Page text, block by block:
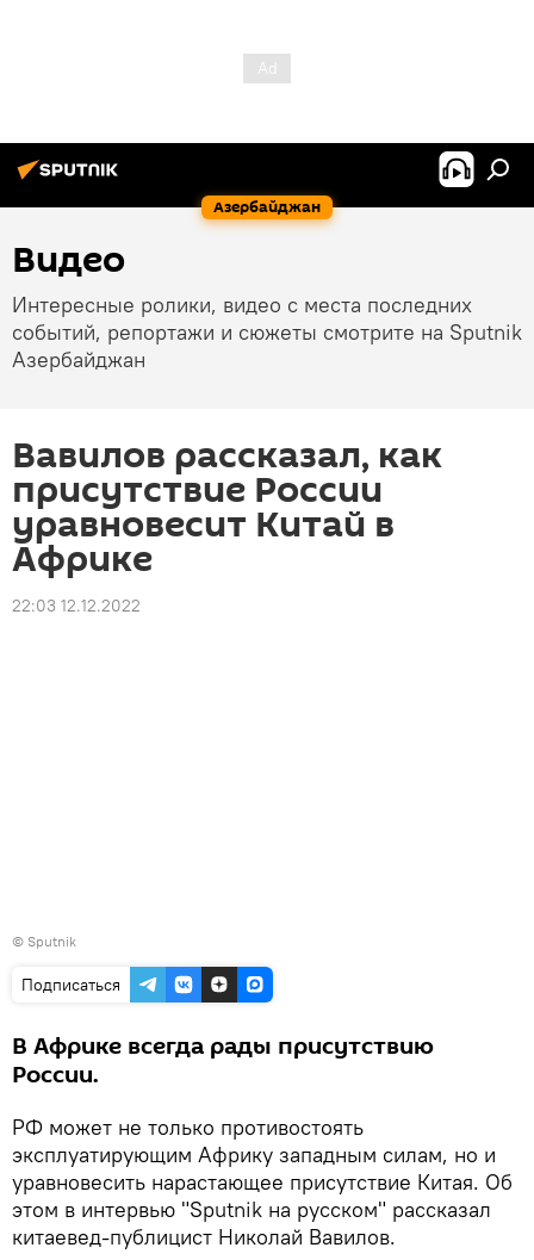
Азербайджан
Видео
Интересные ролики, видео с места последних
событий, репортажи и сюжеты смотрите на Sputnik
Азербайджан
Вавилов рассказал, как
присутствие России
уравновесит Китай в
Африке
22:03 12.12.2022
© Sputnik
Подписаться
В Африке всегда рады присутствию
России.
РФ может не только противостоять
эксплуатирующим Африку западным силам, но и
уравновесить нарастающее присутствие Китая. Об
этом в интервью "Sputnik на русском" рассказал
китаевед-публицист Николай Вавилов.